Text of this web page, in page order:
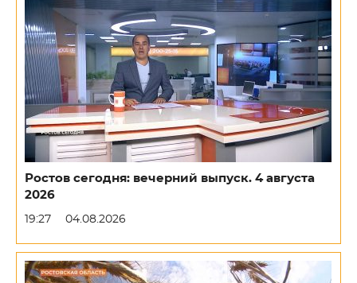
Ростов сегодня: вечерний выпуск. 4 августа
2026
19:27 04.08.2026